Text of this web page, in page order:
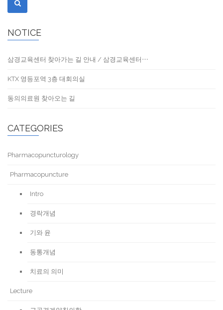
NOTICE
삼경교육센터 찾아가는 길 안내 / 삼경교육센터⋯
KTX 영등포역 3층 대회의실
동의의료원 찾아오는 길
CATEGORIES
Pharmacopuncturology
Pharmacopuncture
Intro
경락개념
기와 윤
동통개념
치료의 의미
Lecture